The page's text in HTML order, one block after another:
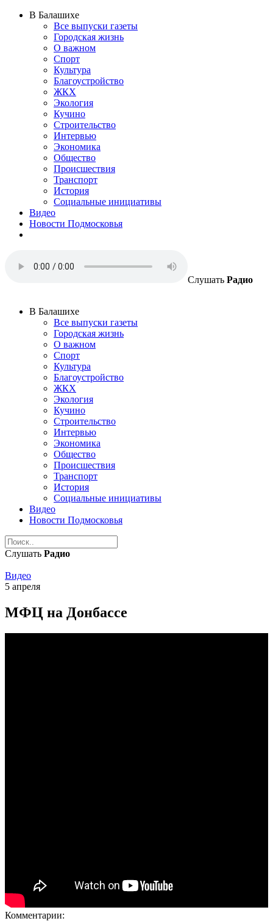
В Балашихе
Все выпуски газеты
Городская жизнь
О важном
Спорт
Культура
Благоустройство
ЖКХ
Экология
Кучино
Строительство
Интервью
Экономика
Общество
Происшествия
Транспорт
История
Социальные инициативы
Видео
Новости Подмосковья
Слушать Радио
В Балашихе
Все выпуски газеты
Городская жизнь
О важном
Спорт
Культура
Благоустройство
ЖКХ
Экология
Кучино
Строительство
Интервью
Экономика
Общество
Происшествия
Транспорт
История
Социальные инициативы
Видео
Новости Подмосковья
Слушать Радио
Видео
5 апреля
МФЦ на Донбассе
Комментарии: